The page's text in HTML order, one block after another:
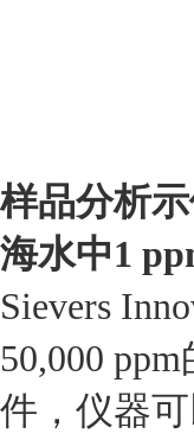
样品分析示
海水中1
Sievers
50,000
件，仪器